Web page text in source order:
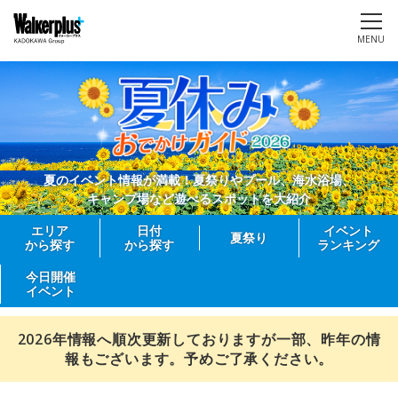
MENU
夏のイベント情報が満載！夏祭りやプール、海水浴場、
キャンプ場など遊べるスポットを大紹介
エリア
から探す
日付
から探す
夏祭り
イベント
ランキング
今日開催
イベント
2026年情報へ順次更新しておりますが一部、昨年の情
報もございます。予めご了承ください。